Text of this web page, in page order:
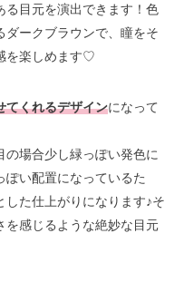
る目元を演出できます！色
ダークブラウンで、瞳をそ
を楽しめます♡
てくれるデザインになって
場合少し緑っぽい発色に
ぽい配置になっているた
た仕上がりになります♪そ
を感じるような絶妙な目元